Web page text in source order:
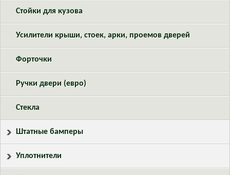
Стойки для кузова
Усилители крыши, стоек, арки, проемов дверей
Форточки
Ручки двери (евро)
Стекла
Штатные бамперы
Уплотнители